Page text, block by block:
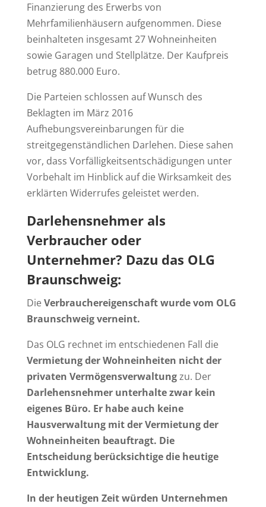
Finanzierung des Erwerbs von
Mehrfamilienhäusern aufgenommen. Diese
beinhalteten insgesamt 27 Wohneinheiten
sowie Garagen und Stellplätze. Der Kaufpreis
betrug 880.000 Euro.
Die Parteien schlossen auf Wunsch des
Beklagten im März 2016
Aufhebungsvereinbarungen für die
streitgegenständlichen Darlehen. Diese sahen
vor, dass Vorfälligkeitsentschädigungen unter
Vorbehalt im Hinblick auf die Wirksamkeit des
erklärten Widerrufes geleistet werden.
Darlehensnehmer als
Verbraucher oder
Unternehmer? Dazu das OLG
Braunschweig:
DieVerbrauchereigenschaft wurde vom OLG
Braunschweig verneint.
Das OLG rechnet im entschiedenen Fall die
Vermietung der Wohneinheiten nicht der
privaten Vermögensverwaltungzu. Der
Darlehensnehmer unterhalte zwar kein
eigenes Büro. Er habe auch keine
Hausverwaltung mit der Vermietung der
Wohneinheiten beauftragt. Die
Entscheidung berücksichtige die heutige
Entwicklung.
In der heutigen Zeit würden Unternehmen